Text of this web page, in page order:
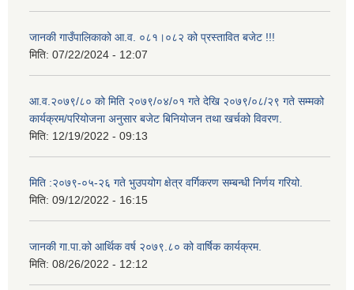
जानकी गाउँपालिकाको आ.व. ०८१।०८२ को प्रस्तावित बजेट !!!
मिति: 07/22/2024 - 12:07
आ.व.२०७९/८० को मिति २०७९/०४/०१ गते देखि २०७९/०८/२९ गते सम्मको
कार्यक्रम/परियोजना अनुसार बजेट बिनियोजन तथा खर्चको विवरण.
मिति: 12/19/2022 - 09:13
मिति :२०७९-०५-२६ गते भुउपयोग क्षेत्र वर्गिकरण सम्बन्धी निर्णय गरियो.
मिति: 09/12/2022 - 16:15
जानकी गा.पा.को आर्थिक वर्ष २०७९.८० को वार्षिक कार्यक्रम.
मिति: 08/26/2022 - 12:12